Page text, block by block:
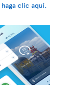
haga clic aquí.